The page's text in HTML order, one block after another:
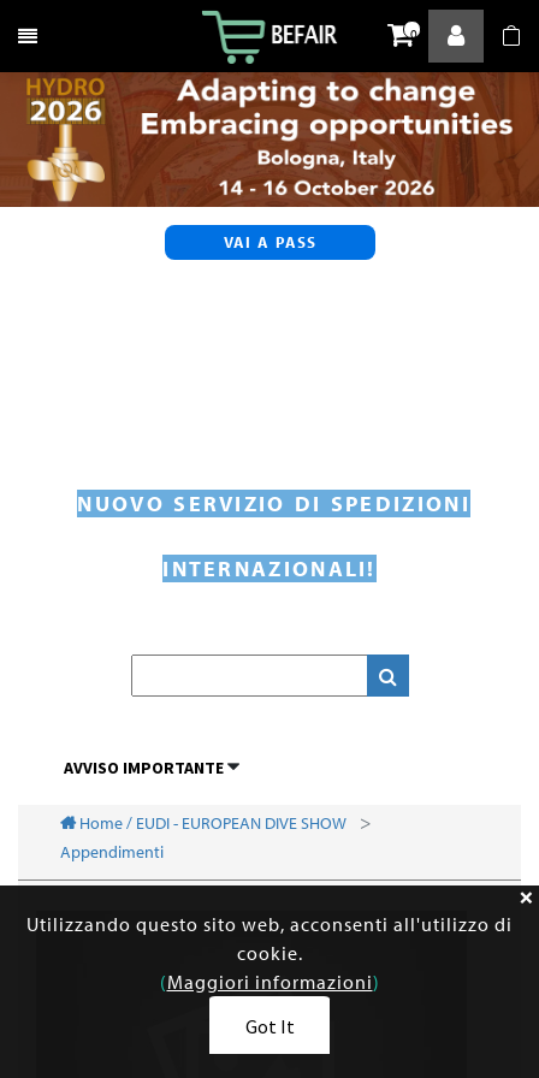
Attiva / disattiva la navigazione 0
VAI A PASS
NUOVO SERVIZIO DI SPEDIZIONI
INTERNAZIONALI!
AVVISO IMPORTANTE
Home / EUDI - EUROPEAN DIVE SHOW
Appendimenti
Utilizzando questo sito web, acconsenti all'utilizzo di
cookie.
(Maggiori informazioni)
Got It